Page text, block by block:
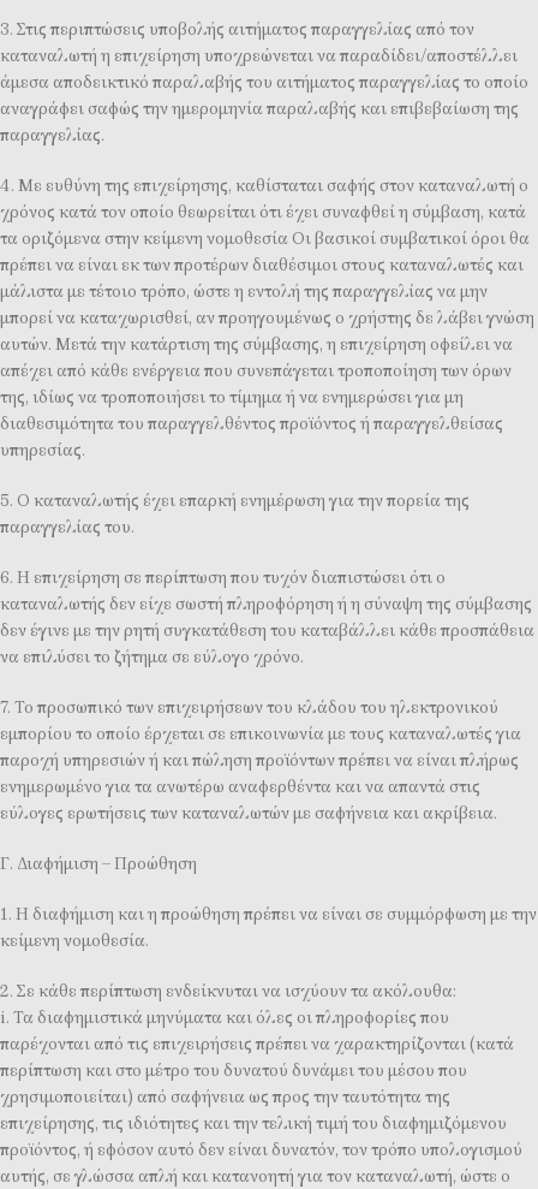
3. Στις περιπτώσεις υποβολής αιτήματος παραγγελίας από τον
καταναλωτή η επιχείρηση υποχρεώνεται να παραδίδει/αποστέλλει
άμεσα αποδεικτικό παραλαβής του αιτήματος παραγγελίας το οποίο
αναγράφει σαφώς την ημερομηνία παραλαβής και επιβεβαίωση της
παραγγελίας.
4. Με ευθύνη της επιχείρησης, καθίσταται σαφής στον καταναλωτή ο
χρόνος κατά τον οποίο θεωρείται ότι έχει συναφθεί η σύμβαση, κατά
τα οριζόμενα στην κείμενη νομοθεσία Οι βασικοί συμβατικοί όροι θα
πρέπει να είναι εκ των προτέρων διαθέσιμοι στους καταναλωτές και
μάλιστα με τέτοιο τρόπο, ώστε η εντολή της παραγγελίας να μην
μπορεί να καταχωρισθεί, αν προηγουμένως ο χρήστης δε λάβει γνώση
αυτών. Μετά την κατάρτιση της σύμβασης, η επιχείρηση οφείλει να
απέχει από κάθε ενέργεια που συνεπάγεται τροποποίηση των όρων
της, ιδίως να τροποποιήσει το τίμημα ή να ενημερώσει για μη
διαθεσιμότητα του παραγγελθέντος προϊόντος ή παραγγελθείσας
υπηρεσίας.
5. Ο καταναλωτής έχει επαρκή ενημέρωση για την πορεία της
παραγγελίας του.
6. Η επιχείρηση σε περίπτωση που τυχόν διαπιστώσει ότι ο
καταναλωτής δεν είχε σωστή πληροφόρηση ή η σύναψη της σύμβασης
δεν έγινε με την ρητή συγκατάθεση του καταβάλλει κάθε προσπάθεια
να επιλύσει το ζήτημα σε εύλογο χρόνο.
7. Το προσωπικό των επιχειρήσεων του κλάδου του ηλεκτρονικού
εμπορίου το οποίο έρχεται σε επικοινωνία με τους καταναλωτές για
παροχή υπηρεσιών ή και πώληση προϊόντων πρέπει να είναι πλήρως
ενημερωμένο για τα ανωτέρω αναφερθέντα και να απαντά στις
εύλογες ερωτήσεις των καταναλωτών με σαφήνεια και ακρίβεια.
Γ. Διαφήμιση – Προώθηση
1. Η διαφήμιση και η προώθηση πρέπει να είναι σε συμμόρφωση με την
κείμενη νομοθεσία.
2. Σε κάθε περίπτωση ενδείκνυται να ισχύουν τα ακόλουθα:
i. Τα διαφημιστικά μηνύματα και όλες οι πληροφορίες που
παρέχονται από τις επιχειρήσεις πρέπει να χαρακτηρίζονται (κατά
περίπτωση και στο μέτρο του δυνατού δυνάμει του μέσου που
χρησιμοποιείται) από σαφήνεια ως προς την ταυτότητα της
επιχείρησης, τις ιδιότητες και την τελική τιμή του διαφημιζόμενου
προϊόντος, ή εφόσον αυτό δεν είναι δυνατόν, τον τρόπο υπολογισμού
αυτής, σε γλώσσα απλή και κατανοητή για τον καταναλωτή, ώστε ο